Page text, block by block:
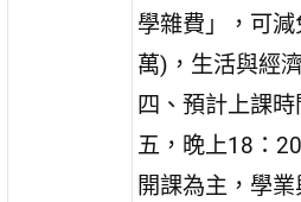
學雜費」，可
萬)，生活與經
四、預計上課
五，晚上18：
開課為主，學